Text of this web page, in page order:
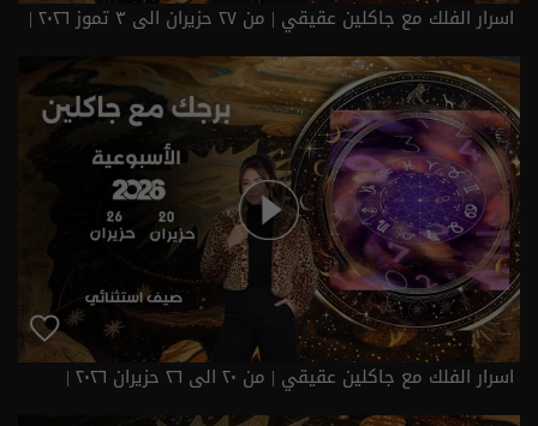
اسرار الفلك مع جاكلين عقيقي | من ٢٧ حزيران الى ٣ تموز ٢٠٢٦ |
2026
اسرار الفلك مع جاكلين عقيقي | من ٢٠ الى ٢٦ حزيران ٢٠٢٦ |
2026